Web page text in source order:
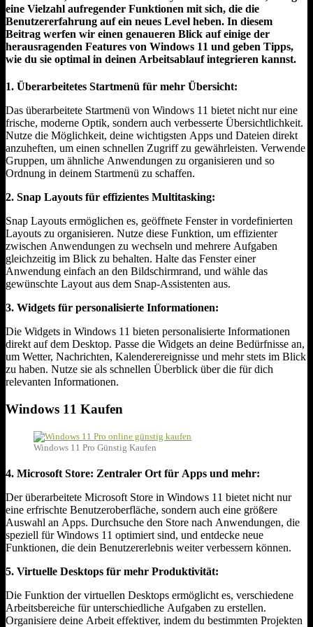
eine Vielzahl aufregender Funktionen mit sich, die die
Benutzererfahrung auf ein neues Level heben. In diesem
Beitrag werfen wir einen genaueren Blick auf einige der
herausragenden Features von Windows 11 und geben Tipps,
wie du sie optimal in deinen Arbeitsablauf integrieren kannst.
1. Überarbeitetes Startmenü für mehr Übersicht:
Das überarbeitete Startmenü von Windows 11 bietet nicht nur eine
frische, moderne Optik, sondern auch verbesserte Übersichtlichkeit.
Nutze die Möglichkeit, deine wichtigsten Apps und Dateien direkt
anzuheften, um einen schnellen Zugriff zu gewährleisten. Verwende
Gruppen, um ähnliche Anwendungen zu organisieren und so
Ordnung in deinem Startmenü zu schaffen.
2. Snap Layouts für effizientes Multitasking:
Snap Layouts ermöglichen es, geöffnete Fenster in vordefinierten
Layouts zu organisieren. Nutze diese Funktion, um effizienter
zwischen Anwendungen zu wechseln und mehrere Aufgaben
gleichzeitig im Blick zu behalten. Halte das Fenster einer
Anwendung einfach an den Bildschirmrand, und wähle das
gewünschte Layout aus dem Snap-Assistenten aus.
3. Widgets für personalisierte Informationen:
Die Widgets in Windows 11 bieten personalisierte Informationen
direkt auf dem Desktop. Passe die Widgets an deine Bedürfnisse an,
um Wetter, Nachrichten, Kalenderereignisse und mehr stets im Blick
zu haben. Nutze sie als schnellen Überblick über die für dich
relevanten Informationen.
Windows 11 Kaufen
Windows 11 Pro Günstig Kaufen
4. Microsoft Store: Zentraler Ort für Apps und mehr:
Der überarbeitete Microsoft Store in Windows 11 bietet nicht nur
eine erfrischte Benutzeroberfläche, sondern auch eine größere
Auswahl an Apps. Durchsuche den Store nach Anwendungen, die
speziell für Windows 11 optimiert sind, und entdecke neue
Funktionen, die dein Benutzererlebnis weiter verbessern können.
5. Virtuelle Desktops für mehr Produktivität:
Die Funktion der virtuellen Desktops ermöglicht es, verschiedene
Arbeitsbereiche für unterschiedliche Aufgaben zu erstellen.
Organisiere deine Arbeit effektiver, indem du bestimmten Projekten